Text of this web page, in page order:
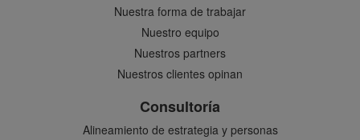
Nuestra forma de trabajar
Nuestro equipo
Nuestros partners
Nuestros clientes opinan
Consultoría
Alineamiento de estrategia y personas